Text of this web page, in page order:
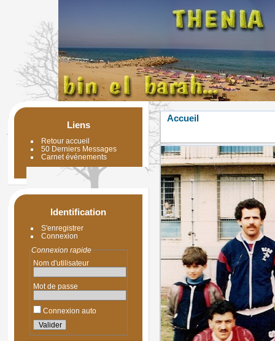
Liens
Retour accueil
50 Derniers Messages
Carnet événements
Identification
S'enregistrer
Connexion
Connexion rapide
Nom d'utilisateur
Mot de passe
Connexion auto
Accueil